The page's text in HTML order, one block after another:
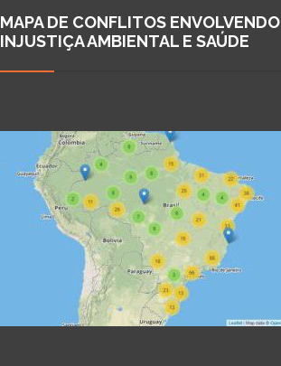
MAPA DE CONFLITOS ENVOLVENDO
INJUSTIÇA AMBIENTAL E SAÚDE